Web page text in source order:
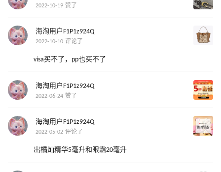
2022-10-19 赞了
海淘用户F1P1z924Q
2022-10-10 评论了
visa买不了，pp也买不了
海淘用户F1P1z924Q
2022-06-24 赞了
海淘用户F1P1z924Q
2022-05-02 评论了
出橘灿精华5毫升和眼霜20毫升